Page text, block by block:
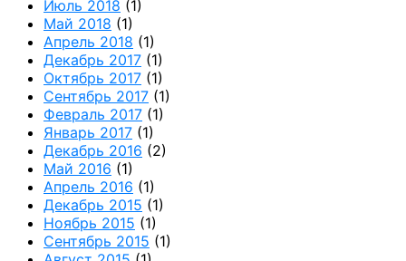
Июль 2018 (1)
Май 2018 (1)
Апрель 2018 (1)
Декабрь 2017 (1)
Октябрь 2017 (1)
Сентябрь 2017 (1)
Февраль 2017 (1)
Январь 2017 (1)
Декабрь 2016 (2)
Май 2016 (1)
Апрель 2016 (1)
Декабрь 2015 (1)
Ноябрь 2015 (1)
Сентябрь 2015 (1)